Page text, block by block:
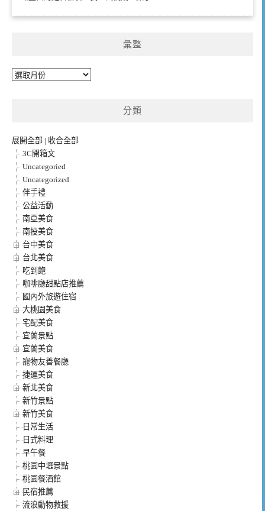
彙整
彙
分類
展開全部 | 收合全部
3C開箱文
Uncategoried
Uncategorized
伴手禮
公益活動
南亞美食
南投美食
台中美食
台北美食
吃到飽
咖啡廳甜點店推薦
國內外旅遊住宿
大桃園美食
宅配美食
宜蘭景點
宜蘭美食
寵物友善餐廳
捷運美食
新北美食
新竹景點
新竹美食
日常生活
日式料理
早午餐
桃園中壢景點
桃園餐酒館
民宿推薦
流浪動物救援